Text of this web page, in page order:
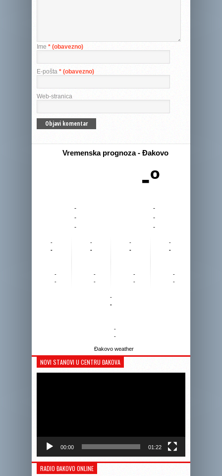
Ime * (obavezno)
E-pošta * (obavezno)
Web-stranica
Vremenska prognoza - Đakovo
-º
-
-
-
-
-
-
-
-
-
-
-
-
-
-
-
-
-
-
-
-
-
-
-
-
-
-
Đakovo weather
NOVI STANOVI U CENTRU ĐAKOVA
00:00 01:22
RADIO ĐAKOVO ONLINE